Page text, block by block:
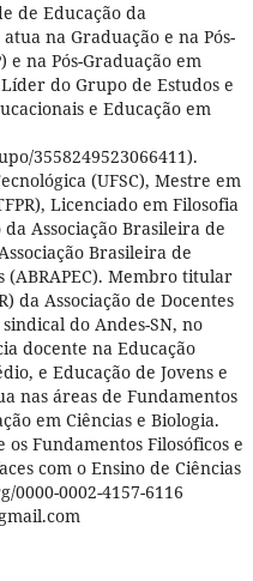
de Educação da
na Graduação e na Pós-
e na Pós-Graduação em
do Grupo de Estudos e
e Educação em
3558249523066411).
(UFSC), Mestre em
Licenciado em Filosofia
Associação Brasileira de
Brasileira de
(ABRAPEC). Membro titular
da Associação de Docentes
do Andes-SN, no
docente na Educação
e Educação de Jovens e
nas áreas de Fundamentos
em Ciências e Biologia.
Fundamentos Filosóficos e
com o Ensino de Ciências
0000-0002-4157-6116